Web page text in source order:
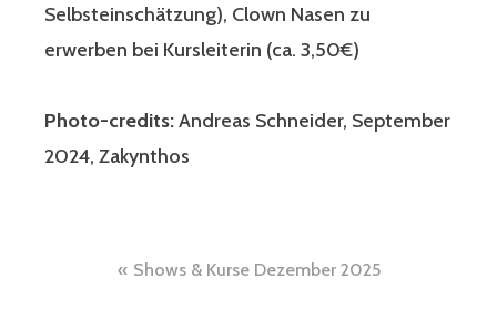
Selbsteinschätzung), Clown Nasen zu
erwerben bei Kursleiterin (ca. 3,50€)
Photo-credits:Andreas Schneider, September
2024, Zakynthos
Beitragsnavigation
Shows & Kurse Dezember 2025